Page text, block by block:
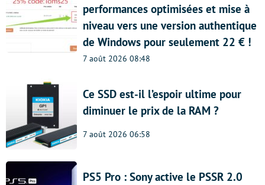
performances optimisées et mise à
niveau vers une version authentique
de Windows pour seulement 22 € !
7 août 2026 08:48
Ce SSD est-il l’espoir ultime pour
diminuer le prix de la RAM ?
7 août 2026 06:58
PS5 Pro : Sony active le PSSR 2.0